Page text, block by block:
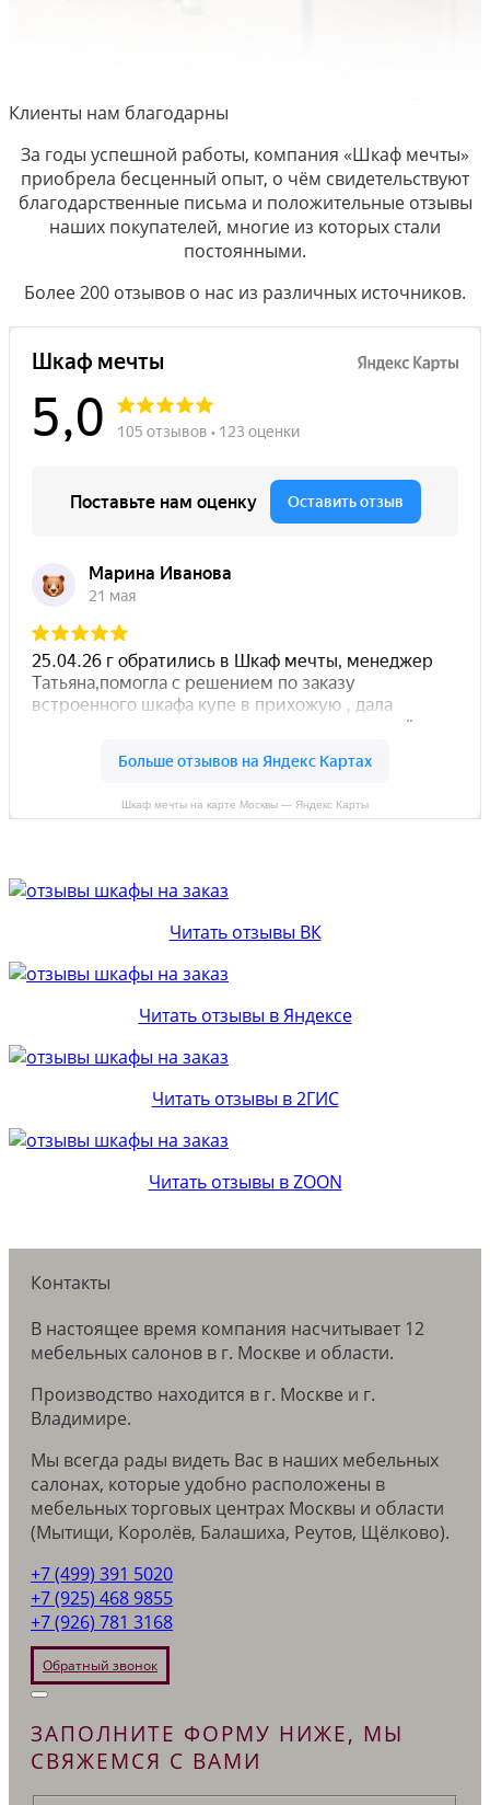
Клиенты нам благодарны
За годы успешной работы, компания «Шкаф мечты»
приобрела бесценный опыт, о чём свидетельствуют
благодарственные письма и положительные отзывы
наших покупателей, многие из которых стали
постоянными.
Более 200 отзывов о нас из различных источников.
Шкаф мечты на карте Москвы — Яндекс Карты
Читать отзывы ВК
Читать отзывы в Яндексе
Читать отзывы в 2ГИС
Читать отзывы в ZOON
Контакты
В настоящее время компания насчитывает 12
мебельных салонов в г. Москве и области.
Производство находится в г. Москве и г.
Владимире.
Мы всегда рады видеть Вас в наших мебельных
салонах, которые удобно расположены в
мебельных торговых центрах Москвы и области
(Мытищи, Королёв, Балашиха, Реутов, Щёлково).
+7 (499) 391 5020
+7 (925) 468 9855
+7 (926) 781 3168
Обратный звонок
ЗАПОЛНИТЕ ФОРМУ НИЖЕ, МЫ
СВЯЖЕМСЯ С ВАМИ